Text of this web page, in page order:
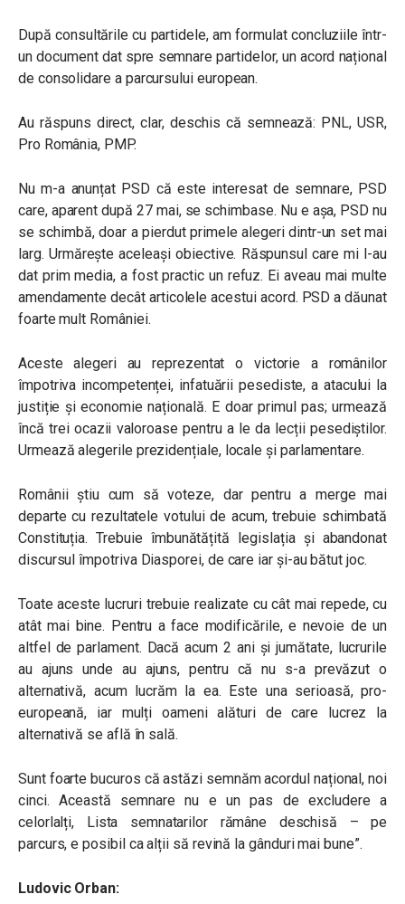
După consultările cu partidele, am formulat concluziile într-
un document dat spre semnare partidelor, un acord național
de consolidare a parcursului european.
Au răspuns direct, clar, deschis că semnează: PNL, USR,
Pro România, PMP.
Nu m-a anunțat PSD că este interesat de semnare, PSD
care, aparent după 27 mai, se schimbase. Nu e așa, PSD nu
se schimbă, doar a pierdut primele alegeri dintr-un set mai
larg. Urmărește aceleași obiective. Răspunsul care mi l-au
dat prim media, a fost practic un refuz. Ei aveau mai multe
amendamente decât articolele acestui acord. PSD a dăunat
foarte mult României.
Aceste alegeri au reprezentat o victorie a românilor
împotriva incompetenței, infatuării pesediste, a atacului la
justiție și economie națională. E doar primul pas; urmează
încă trei ocazii valoroase pentru a le da lecții pesediștilor.
Urmează alegerile prezidențiale, locale și parlamentare.
Românii știu cum să voteze, dar pentru a merge mai
departe cu rezultatele votului de acum, trebuie schimbată
Constituția. Trebuie îmbunătățită legislația și abandonat
discursul împotriva Diasporei, de care iar și-au bătut joc.
Toate aceste lucruri trebuie realizate cu cât mai repede, cu
atât mai bine. Pentru a face modificările, e nevoie de un
altfel de parlament. Dacă acum 2 ani și jumătate, lucrurile
au ajuns unde au ajuns, pentru că nu s-a prevăzut o
alternativă, acum lucrăm la ea. Este una serioasă, pro-
europeană, iar mulți oameni alături de care lucrez la
alternativă se află în sală.
Sunt foarte bucuros că astăzi semnăm acordul național, noi
cinci. Această semnare nu e un pas de excludere a
celorlalți, Lista semnatarilor rămâne deschisă – pe
parcurs, e posibil ca alții să revină la gânduri mai bune”.
Ludovic Orban: